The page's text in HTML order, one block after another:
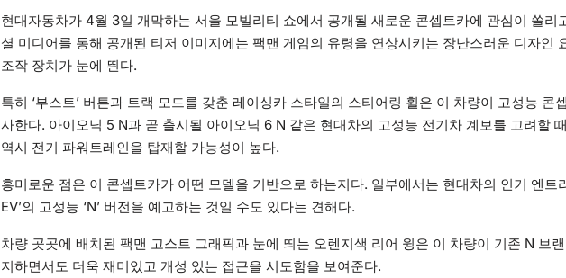
현대자동차가 4월 3일 개막하는 서울 모빌리티 쇼에서 공개될 새로운 콘셉트카에 관심이 쏠리
셜 미디어를 통해 공개된 티저 이미지에는 팩맨 게임의 유령을 연상시키는 장난스러운 디자인
조작 장치가 눈에 띈다.
특히 ‘부스트’ 버튼과 트랙 모드를 갖춘 레이싱카 스타일의 스티어링 휠은 이 차량이 고성능 콘
사한다. 아이오닉 5 N과 곧 출시될 아이오닉 6 N 같은 현대차의 고성능 전기차 계보를 고려할
역시 전기 파워트레인을 탑재할 가능성이 높다.
흥미로운 점은 이 콘셉트카가 어떤 모델을 기반으로 하는지다. 일부에서는 현대차의 인기 엔트
EV’의 고성능 ‘N’ 버전을 예고하는 것일 수도 있다는 견해다.
차량 곳곳에 배치된 팩맨 고스트 그래픽과 눈에 띄는 오렌지색 리어 윙은 이 차량이 기존 N 브
지하면서도 더욱 재미있고 개성 있는 접근을 시도함을 보여준다.